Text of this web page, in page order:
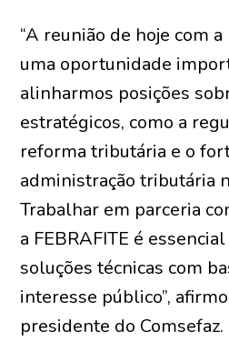
“A reunião de hoje com a
uma oportunidade
alinharmos posições
estratégicos, como a
reforma tributária e o
administração tributária
Trabalhar em parceria
a FEBRAFITE é
soluções técnicas com
interesse público”,
presidente do Comsefaz.